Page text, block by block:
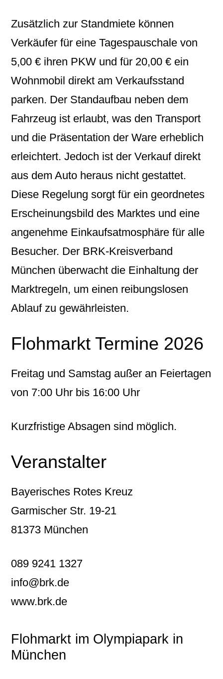
Zusätzlich zur Standmiete können
Verkäufer für eine Tagespauschale von
5,00 € ihren PKW und für 20,00 € ein
Wohnmobil direkt am Verkaufsstand
parken. Der Standaufbau neben dem
Fahrzeug ist erlaubt, was den Transport
und die Präsentation der Ware erheblich
erleichtert. Jedoch ist der Verkauf direkt
aus dem Auto heraus nicht gestattet.
Diese Regelung sorgt für ein geordnetes
Erscheinungsbild des Marktes und eine
angenehme Einkaufsatmosphäre für alle
Besucher. Der BRK-Kreisverband
München überwacht die Einhaltung der
Marktregeln, um einen reibungslosen
Ablauf zu gewährleisten.
Flohmarkt Termine 2026
Freitag und Samstag außer an Feiertagen
von 7:00 Uhr bis 16:00 Uhr
Kurzfristige Absagen sind möglich.
Veranstalter
Bayerisches Rotes Kreuz
Garmischer Str. 19-21
81373 München
089 9241 1327
info@brk.de
www.brk.de
Flohmarkt im Olympiapark in
München